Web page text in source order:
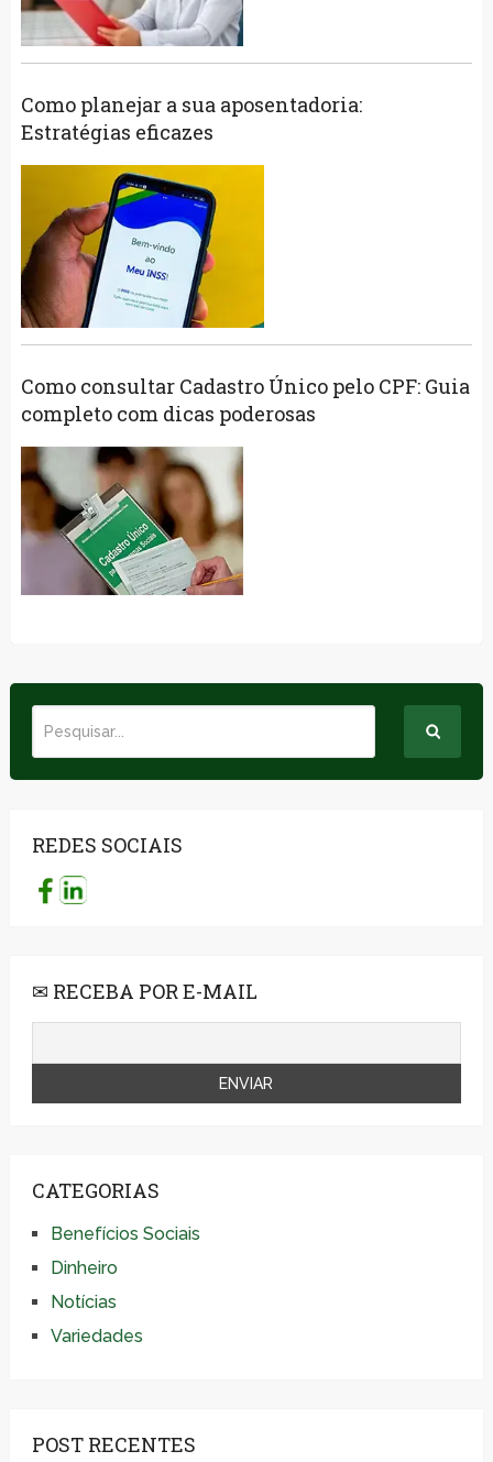
Como planejar a sua aposentadoria:
Estratégias eficazes
Como consultar Cadastro Único pelo CPF: Guia
completo com dicas poderosas
REDES SOCIAIS
✉ RECEBA POR E-MAIL
CATEGORIAS
Benefícios Sociais
Dinheiro
Notícias
Variedades
POST RECENTES